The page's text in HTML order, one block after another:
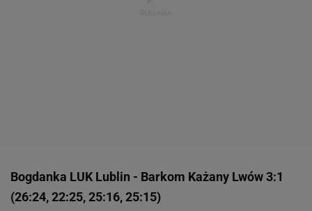
Bogdanka LUK Lublin - Barkom Każany Lwów 3:1
(26:24, 22:25, 25:16, 25:15)